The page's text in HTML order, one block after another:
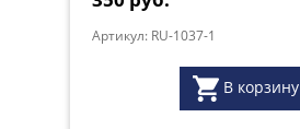
Артикул: RU-1037-1
В корзину